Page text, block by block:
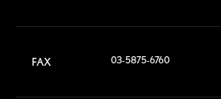
FAX 03-5875-6760